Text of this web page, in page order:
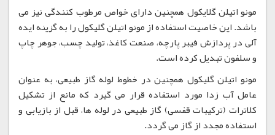
مونو اتیلن گلایکول همچنین دارای خواص مرطوب کنندگی نیز می
باشد. این خاصیت استفاده از مونو اتیلن گلیکول را به گزینه ایده
آلی در پردازش فیبر پارچه، صنعت کاغذ، تولید چسب، جوهر چاپ
و سلفون تبدیل کرده است.
مونو اتیلن گلیکول همچنین در خطوط لوله گاز طبیعی، به عنوان
عامل آب زدا مورد استفاده قرار می گیرد که مانع از تشکیل
کلاترات (ترکیبات قفسی) گاز طبیعی در لوله ها، قبل از بازیابی و
استفاده مجدد از گاز می گردد.